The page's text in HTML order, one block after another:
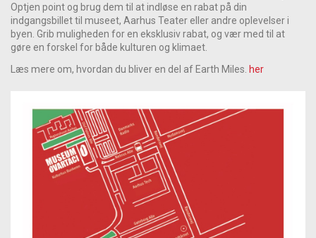
Optjen point og brug dem til at indløse en rabat på din
indgangsbillet til museet, Aarhus Teater eller andre oplevelser i
byen. Grib muligheden for en eksklusiv rabat, og vær med til at
gøre en forskel for både kulturen og klimaet.
Læs mere om, hvordan du bliver en del af Earth Miles. her